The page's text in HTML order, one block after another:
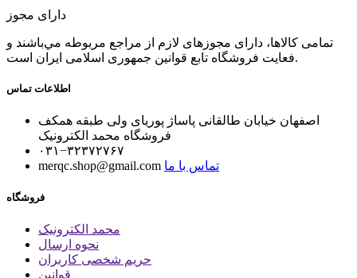
دارای مجوز
تمامی كالاها، دارای مجوزهای لازم از مراجع مربوطه مي‌باشند و
فعایت فروشگاه تابع قوانين جمهوری اسلامی ايران است.
اطلاعات تماس
اصفهان خیابان طالقانی پاساژ پوریای ولی طبقه همکف
فروشگاه محمد الکترونیک
۰۳۱−۳۲۳۷۲۷۶۷
merqc.shop@gmail.com تماس با ما
فروشگاه
محمد الکترونیک
نحوه ارسال
حریم شخصی کاربران
قوانین